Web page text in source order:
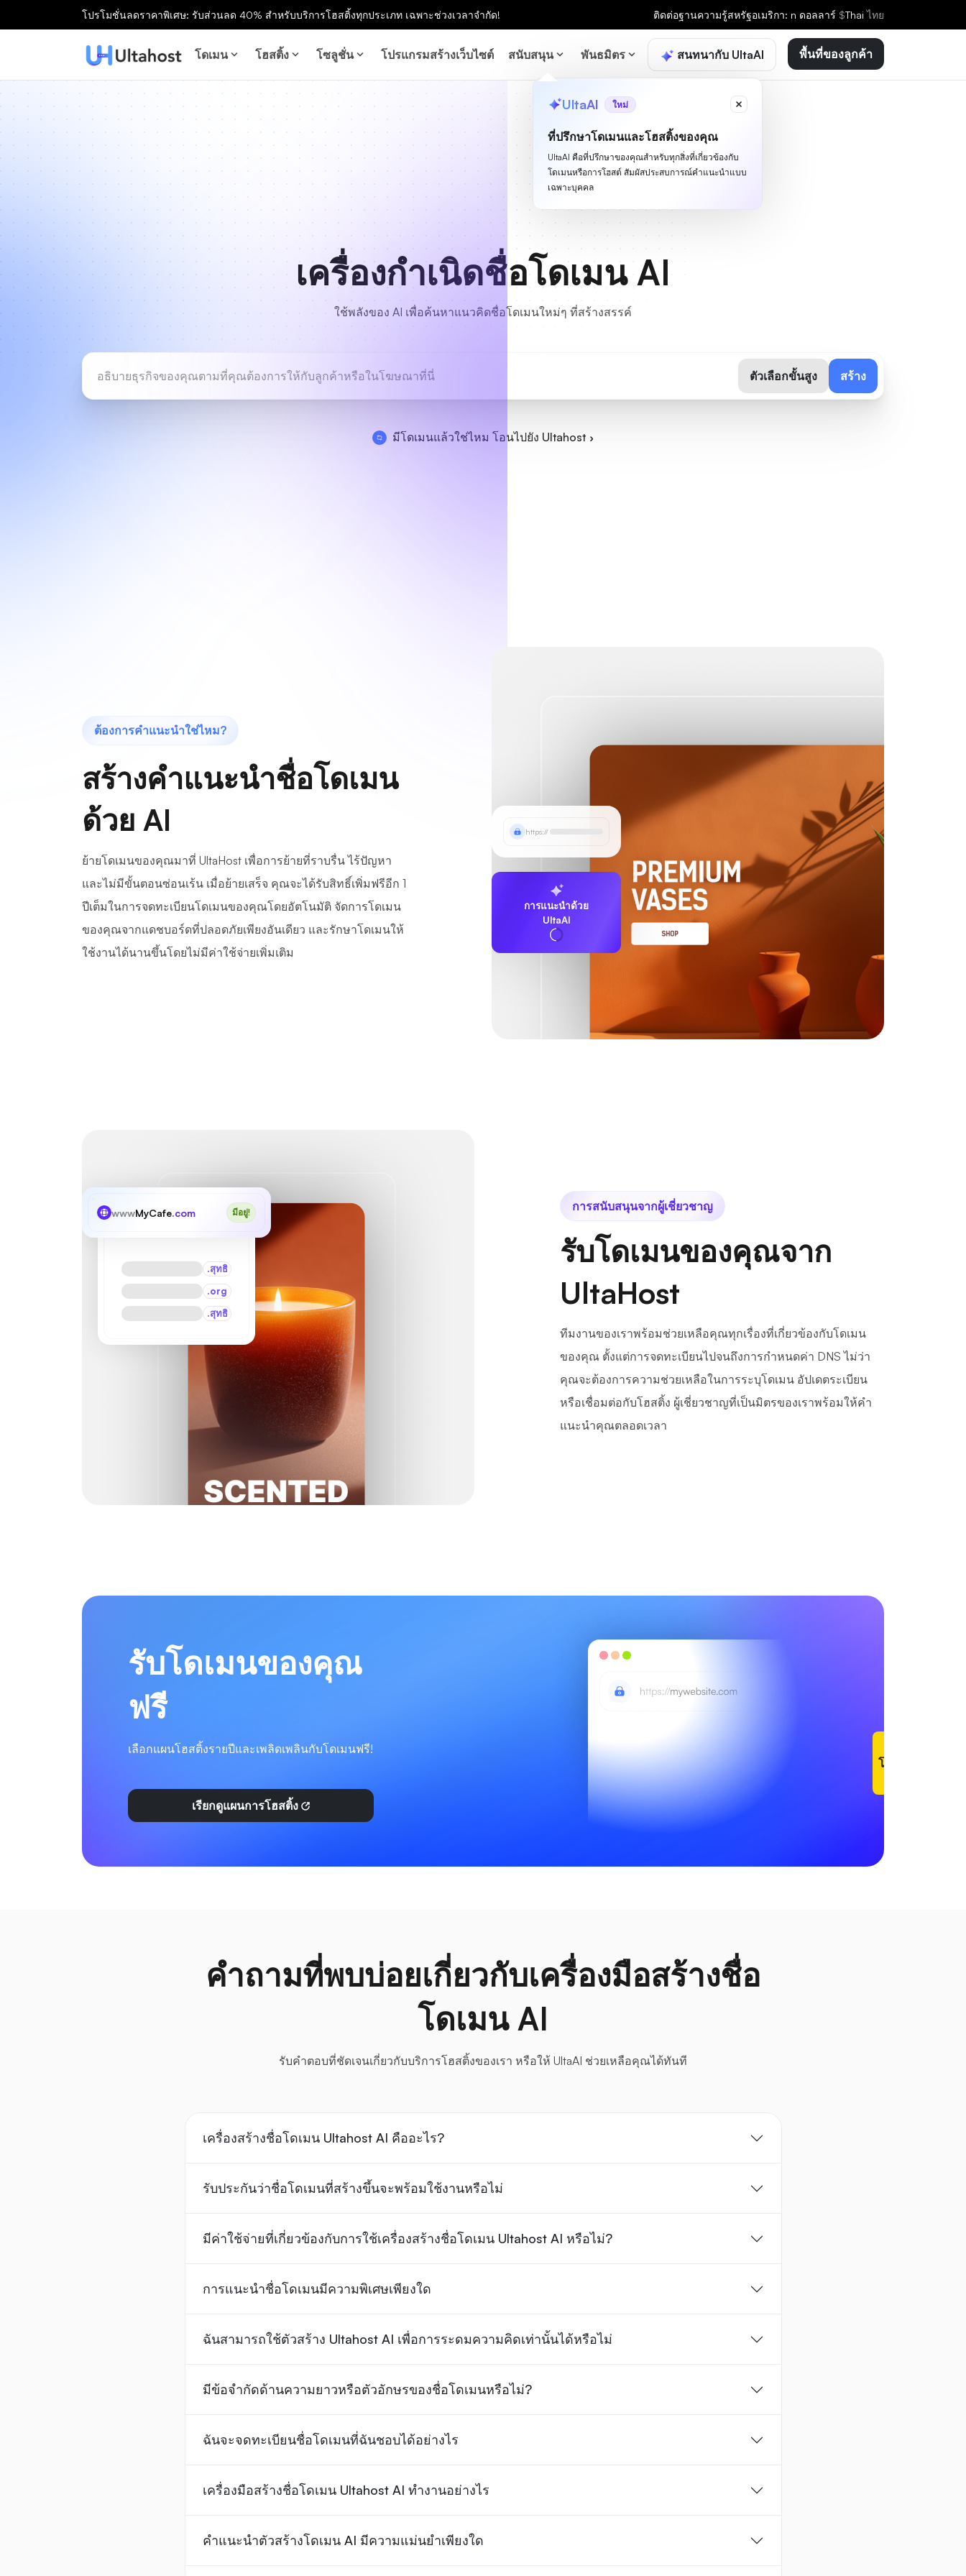
โปรโมชั่นลดราคาพิเศษ: รับส่วนลด 40% สำหรับบริการโฮสติ้งทุกประเภท เฉพาะช่วงเวลาจำกัด! ติดต่อฐานความรู้สหรัฐอเมริกา: n ดอลลาร์ $Thaiไทย
โดเมน โฮสติ้ง โซลูชั่น โปรแกรมสร้างเว็บไซต์ สนับสนุน พันธมิตร สนทนากับ UltaAI
UltaAI ใหม่
ที่ปรึกษาโดเมนและโฮสติ้งของคุณ
UltaAI คือที่ปรึกษาของคุณสำหรับทุกสิ่งที่เกี่ยวข้องกับ
โดเมนหรือการโฮสต์ สัมผัสประสบการณ์คำแนะนำแบบ
เฉพาะบุคคล
พื้นที่ของลูกค้า
เครื่องกำเนิดชื่อโดเมน AI
ใช้พลังของ AI เพื่อค้นหาแนวคิดชื่อโดเมนใหม่ๆ ที่สร้างสรรค์
ตัวเลือกขั้นสูง สร้าง
มีโดเมนแล้วใช่ไหม โอนไปยัง Ultahost
ต้องการคำแนะนำใช่ไหม?
สร้างคำแนะนำชื่อโดเมน
ด้วย AI
ย้ายโดเมนของคุณมาที่ UltaHost เพื่อการย้ายที่ราบรื่น ไร้ปัญหา
และไม่มีขั้นตอนซ่อนเร้น เมื่อย้ายเสร็จ คุณจะได้รับสิทธิ์เพิ่มฟรีอีก 1
ปีเต็มในการจดทะเบียนโดเมนของคุณโดยอัตโนมัติ จัดการโดเมน
ของคุณจากแดชบอร์ดที่ปลอดภัยเพียงอันเดียว และรักษาโดเมนให้
ใช้งานได้นานขึ้นโดยไม่มีค่าใช้จ่ายเพิ่มเติม
https://
การแนะนำด้วย
UltaAI
wwwMyCafe.com มีอยู่!
.สุทธิ
.org
.สุทธิ
การสนับสนุนจากผู้เชี่ยวชาญ
รับโดเมนของคุณจาก
UltaHost
ทีมงานของเราพร้อมช่วยเหลือคุณทุกเรื่องที่เกี่ยวข้องกับโดเมน
ของคุณ ตั้งแต่การจดทะเบียนไปจนถึงการกำหนดค่า DNS ไม่ว่า
คุณจะต้องการความช่วยเหลือในการระบุโดเมน อัปเดตระเบียน
หรือเชื่อมต่อกับโฮสติ้ง ผู้เชี่ยวชาญที่เป็นมิตรของเราพร้อมให้คำ
แนะนำคุณตลอดเวลา
รับโดเมนของคุณ
ฟรี
เลือกแผนโฮสติ้งรายปีและเพลิดเพลินกับโดเมนฟรี!
เรียกดูแผนการโฮสติ้ง
โดเมน
คำถามที่พบบ่อยเกี่ยวกับเครื่องมือสร้างชื่อ
โดเมน AI
รับคำตอบที่ชัดเจนเกี่ยวกับบริการโฮสติ้งของเรา หรือให้ UltaAI ช่วยเหลือคุณได้ทันที
เครื่องสร้างชื่อโดเมน Ultahost AI คืออะไร?
รับประกันว่าชื่อโดเมนที่สร้างขึ้นจะพร้อมใช้งานหรือไม่
มีค่าใช้จ่ายที่เกี่ยวข้องกับการใช้เครื่องสร้างชื่อโดเมน Ultahost AI หรือไม่?
การแนะนำชื่อโดเมนมีความพิเศษเพียงใด
ฉันสามารถใช้ตัวสร้าง Ultahost AI เพื่อการระดมความคิดเท่านั้นได้หรือไม่
มีข้อจำกัดด้านความยาวหรือตัวอักษรของชื่อโดเมนหรือไม่?
ฉันจะจดทะเบียนชื่อโดเมนที่ฉันชอบได้อย่างไร
เครื่องมือสร้างชื่อโดเมน Ultahost AI ทำงานอย่างไร
คำแนะนำตัวสร้างโดเมน AI มีความแม่นยำเพียงใด